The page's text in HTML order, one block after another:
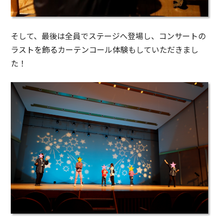
そして、最後は全員でステージへ登場し、コンサートの
ラストを飾るカーテンコール体験もしていただきまし
た！